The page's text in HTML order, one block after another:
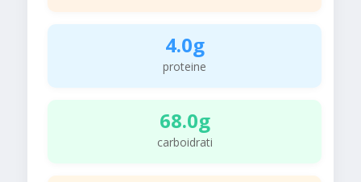
4.0g
proteine
68.0g
carboidrati